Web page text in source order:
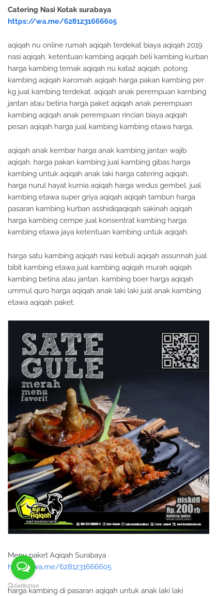
Catering Nasi Kotak surabaya
https://wa.me/6281231666605
aqiqah nu online rumah aqiqah terdekat biaya aqiqah 2019
nasi aqiqah. ketentuan kambing aqiqah beli kambing kurban
harga kambing ternak aqiqah nu kata2 aqiqah. potong
kambing aqiqah karomah aqiqah harga pakan kambing per
kg jual kambing terdekat. aqiqah anak perempuan kambing
jantan atau betina harga paket aqiqah anak perempuan
kambing aqiqah anak perempuan rincian biaya aqiqah
pesan aqiqah harga jual kambing kambing etawa harga.
aqiqah anak kembar harga anak kambing jantan wajib
aqiqah. harga pakan kambing jual kambing gibas harga
kambing untuk aqiqah anak laki harga catering aqiqah.
harga nurul hayat kurnia aqiqah harga wedus gembel. jual
kambing etawa super griya aqiqah aqiqah tambun harga
pasaran kambing kurban asshidiqaqiqah sakinah aqiqah
harga kambing cempe jual konsentrat kambing harga
kambing etawa jaya ketentuan kambing untuk aqiqah.
harga satu kambing aqiqah nasi kebuli aqiqah assunnah jual
bibit kambing etawa jual kambing aqiqah murah aqiqah
kambing betina atau jantan. kambing boer harga aqiqah
ummul quro harga aqiqah anak laki laki jual anak kambing
etawa aqiqah paket.
Menu paket Aqiqah Surabaya
https://wa.me/6281231666605
harga kambing di pasaran aqiqah untuk anak laki laki